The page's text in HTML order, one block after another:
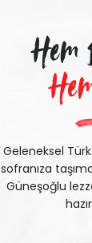
Hem
Geleneksel
sofranıza
Güneşoğlu